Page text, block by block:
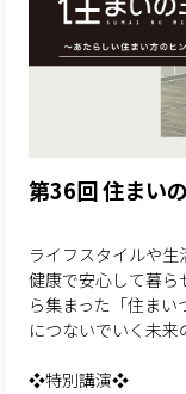
第36回 住まい
ライフスタイルや生
健康で安心して暮
ら集まった「住ま
につないでいく未来
❖特別講演❖